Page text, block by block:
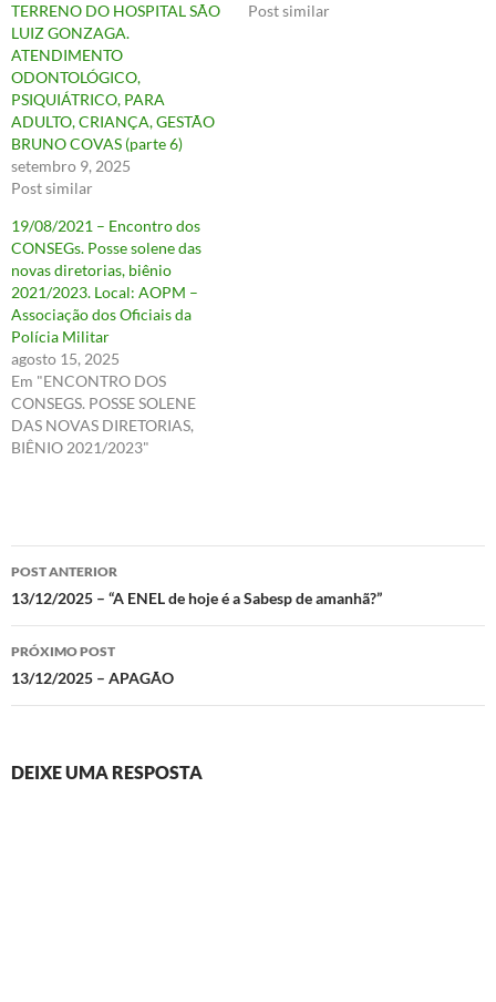
TERRENO DO HOSPITAL SÃO
LUIZ GONZAGA.
ATENDIMENTO
ODONTOLÓGICO,
PSIQUIÁTRICO, PARA
ADULTO, CRIANÇA, GESTÃO
BRUNO COVAS (parte 6)
setembro 9, 2025
Post similar
Post similar
19/08/2021 – Encontro dos
CONSEGs. Posse solene das
novas diretorias, biênio
2021/2023. Local: AOPM –
Associação dos Oficiais da
Polícia Militar
agosto 15, 2025
Em "ENCONTRO DOS
CONSEGS. POSSE SOLENE
DAS NOVAS DIRETORIAS,
BIÊNIO 2021/2023"
Navegação
de
posts
POST ANTERIOR
13/12/2025 – “A ENEL de hoje é a Sabesp de amanhã?”
PRÓXIMO POST
13/12/2025 – APAGÃO
DEIXE UMA RESPOSTA